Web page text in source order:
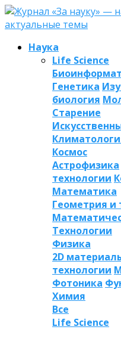
Наука
Life Science
Генетика
биология
Старение
Космос
Астрофизика
технологии
Математика
Геометрия и
Технологии
Физика
2D
технологии
Фотоника
Химия
Все
Life Science